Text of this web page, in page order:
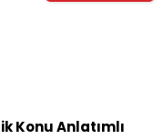
Konu Anlatımlı